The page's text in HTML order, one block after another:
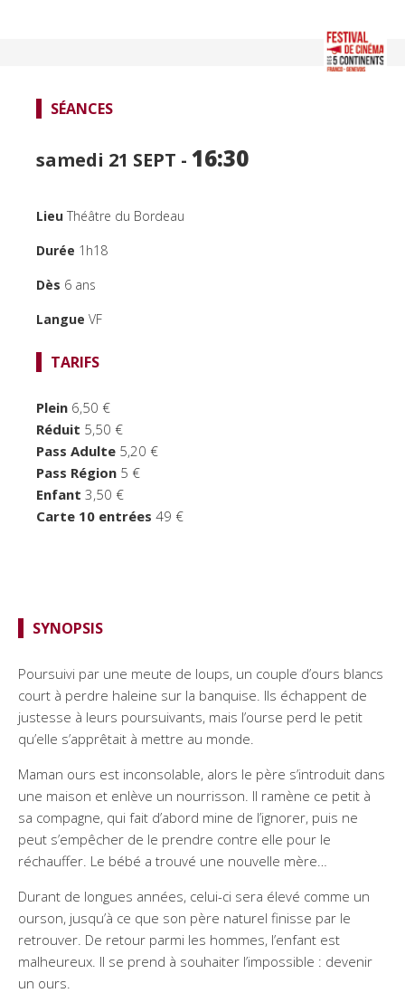
PUBLIC JEUNE
LE BORDEAU
SÉANCES
samedi 21 SEPT - 16:30
Lieu Théâtre du Bordeau
Durée 1h18
Dès 6 ans
Langue VF
TARIFS
Plein 6,50 €
Réduit 5,50 €
Pass Adulte 5,20 €
Pass Région 5 €
Enfant 3,50 €
Carte 10 entrées 49 €
SYNOPSIS
Poursuivi par une meute de loups, un couple d’ours blancs
court à perdre haleine sur la banquise. Ils échappent de
justesse à leurs poursuivants, mais l’ourse perd le petit
qu’elle s’apprêtait à mettre au monde.
Maman ours est inconsolable, alors le père s’introduit dans
une maison et enlève un nourrisson. Il ramène ce petit à
sa compagne, qui fait d’abord mine de l’ignorer, puis ne
peut s’empêcher de le prendre contre elle pour le
réchauffer. Le bébé a trouvé une nouvelle mère…
Durant de longues années, celui-ci sera élevé comme un
ourson, jusqu’à ce que son père naturel finisse par le
retrouver. De retour parmi les hommes, l’enfant est
malheureux. Il se prend à souhaiter l’impossible : devenir
un ours.